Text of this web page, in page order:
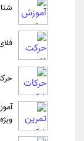
شنا
فلای سینه
حرکات
آموزش
ویژه